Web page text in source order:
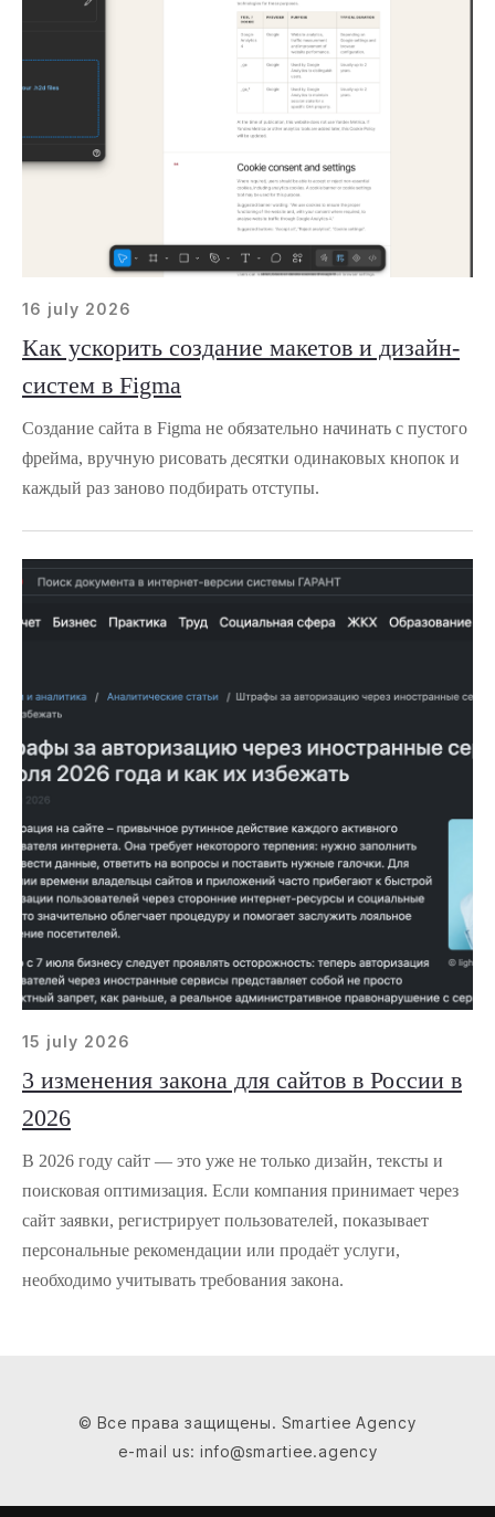
16 july 2026
Как ускорить создание макетов и дизайн-
систем в Figma
Создание сайта в Figma не обязательно начинать с пустого
фрейма, вручную рисовать десятки одинаковых кнопок и
каждый раз заново подбирать отступы.
15 july 2026
3 изменения закона для сайтов в России в
2026
В 2026 году сайт — это уже не только дизайн, тексты и
поисковая оптимизация. Если компания принимает через
сайт заявки, регистрирует пользователей, показывает
персональные рекомендации или продаёт услуги,
необходимо учитывать требования закона.
© Все права защищены. Smartiee Agency
e-mail us: info@smartiee.agency